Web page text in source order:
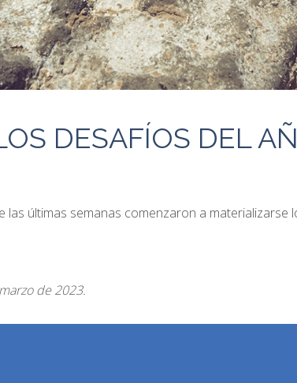
DESAFÍOS DEL
últimas semanas comenzaron a
de 2023.